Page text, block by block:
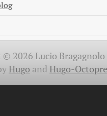
2026 Lucio Bragagnolo
Hugo and Hugo-